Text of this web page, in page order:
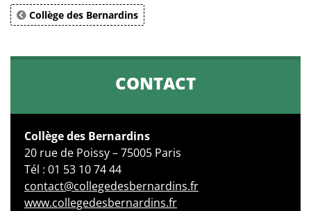
Collège des Bernardins
CONTACT
Collège des Bernardins
20 rue de Poissy – 75005 Paris
Tél : 01 53 10 74 44
contact@collegedesbernardins.fr
www.collegedesbernardins.fr